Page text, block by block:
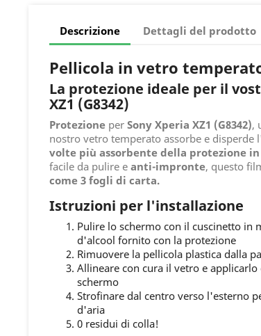
Descrizione Dettagli del prodotto
Pellicola in vetro
La protezione ideale per il
XZ1 (G8342)
Protezione per Sony Xperia XZ1 (G8342),
nostro vetro temperato assorbe e
volte più assorbente della protezione
facile da pulire e anti-impronte, questo
come 3 fogli di carta.
Istruzioni per l'installazione
Pulire lo schermo con il cuscinetto in
d'alcool fornito con la protezione
Rimuovere la pellicola plastica dalla
Allineare con cura il vetro e
schermo
Strofinare dal centro verso l'esterno
d'aria
0 residui di colla!